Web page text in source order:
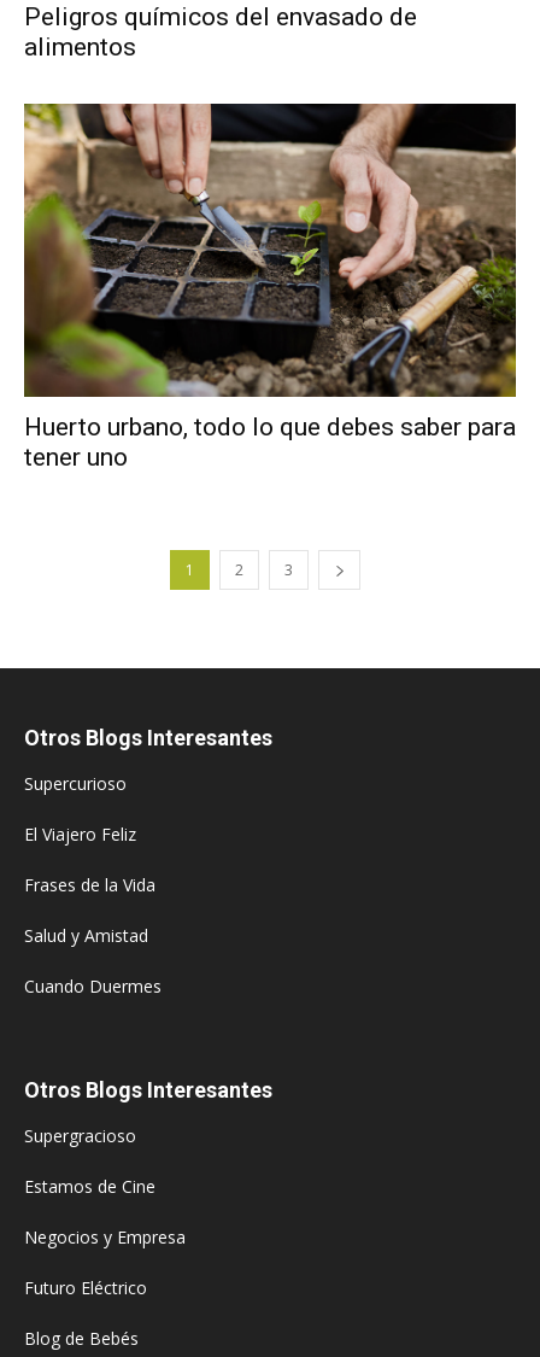
Peligros químicos del envasado de
alimentos
Huerto urbano, todo lo que debes saber para
tener uno
1 2 3
Otros Blogs Interesantes
Supercurioso
El Viajero Feliz
Frases de la Vida
Salud y Amistad
Cuando Duermes
Otros Blogs Interesantes
Supergracioso
Estamos de Cine
Negocios y Empresa
Futuro Eléctrico
Blog de Bebés